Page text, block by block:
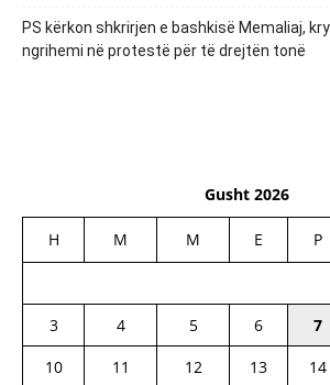
PS kërkon shkrirjen e bashkisë Memaliaj,
ngrihemi në protestë për të drejtën tonë
Gusht 2026
H M M E P
3
4 5 6 7
10
11 12 13 14